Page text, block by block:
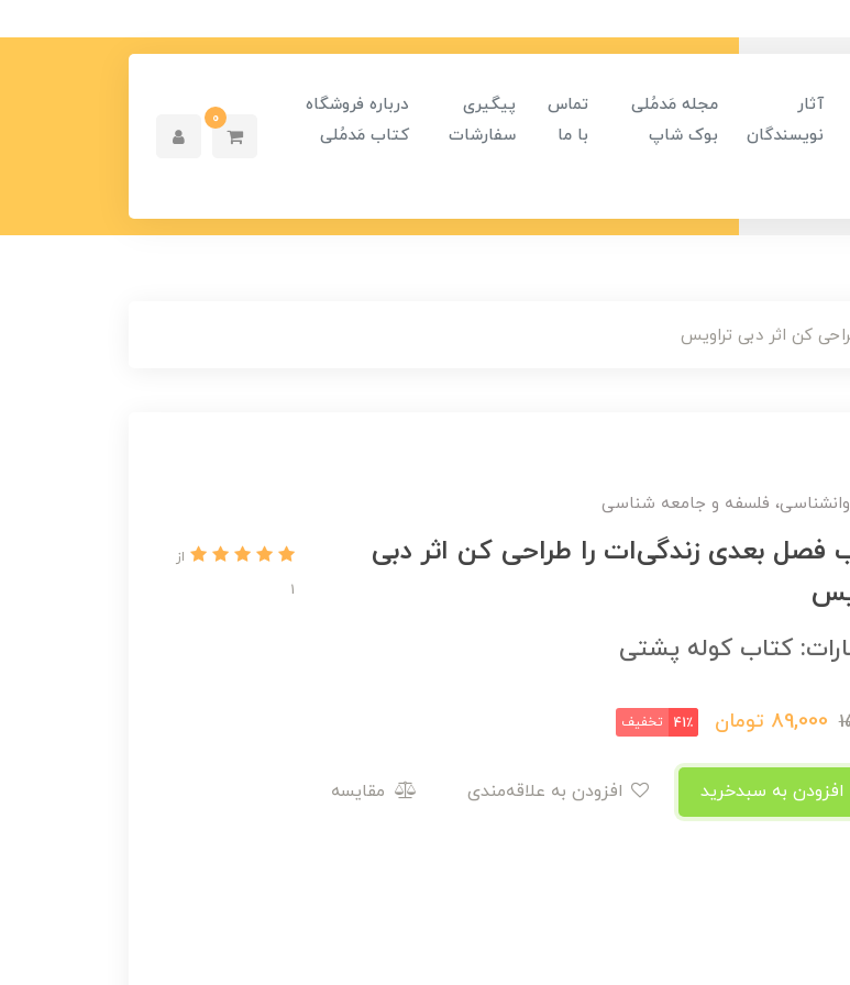
آثار
نویسندگان
مجله مَدمُلی
بوک شاپ
تماس
با ما
پیگیری
سفارشات
درباره فروشگاه
کتاب مَدمُلی
0
کن اثر دبی تراویس
فلسفه و جامعه شناسی
فصل بعدی زندگی‌ات را طراحی کن اثر دبی
از
1
کتاب کوله پشتی
89,000 تومان 41٪ تخفیف
مقایسه